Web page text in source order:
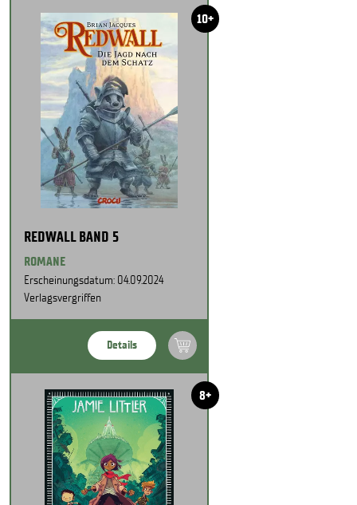
10+
REDWALL BAND 5
ROMANE
Erscheinungsdatum: 04.09.2024
Verlagsvergriffen
Details
8+